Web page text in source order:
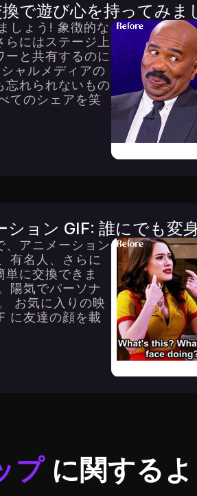
で遊び心を持ってみま
しょう! 象徴的な
らにはステージ上
ーと共有するのに
ャルメディアの
忘れられないもの
てのシェアを笑
ション GIF: 誰にでも変
アニメーション
有名人、さらに
に交換できま
陽気でパーソナ
お気に入りの映
に友達の顔を載
プに関する